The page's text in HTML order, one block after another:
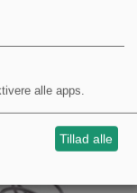
alle apps.
Tillad alle